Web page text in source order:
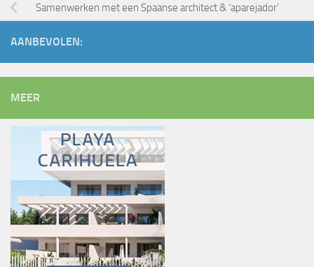
Samenwerken met een Spaanse architect & ‘aparejador’
AANBEVOLEN:
MEER